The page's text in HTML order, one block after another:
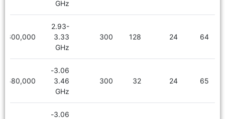
GHz
64
24
128
300
2.93-
3.33
GHz
3,600,000
65
24
32
300
3.06-
3.46
GHz
2,580,000
3.06-